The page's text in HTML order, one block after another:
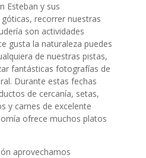
Esteban y sus
recorrer nuestras
son actividades
gusta la naturaleza puedes
de nuestras pistas,
fantásticas fotografías de
Durante estas fechas
de cercanía, setas,
y carnes de excelente
ofrece muchos platos
aprovechamos